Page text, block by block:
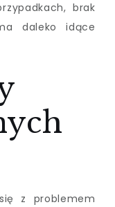
brak
daleko idące
z problemem